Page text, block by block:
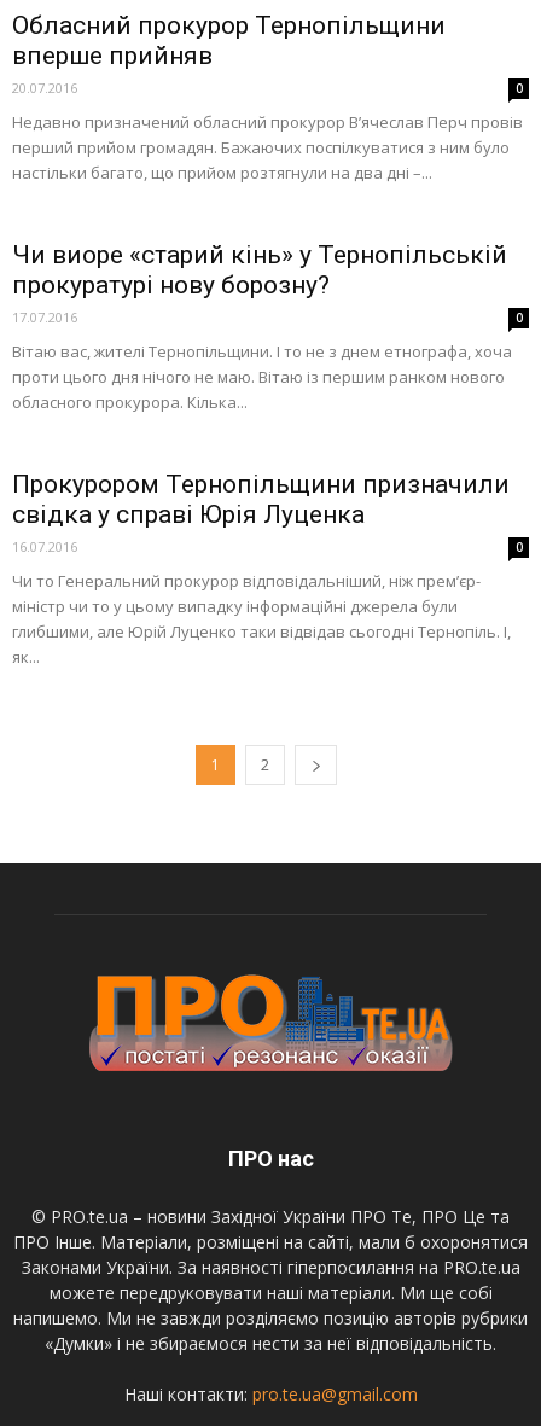
Обласний прокурор Тернопільщини
вперше прийняв
20.07.2016 0
Недавно призначений обласний прокурор В’ячеслав Перч провів
перший прийом громадян. Бажаючих поспілкуватися з ним було
настільки багато, що прийом розтягнули на два дні –...
Чи виоре «старий кінь» у Тернопільській
прокуратурі нову борозну?
17.07.2016 0
Вітаю вас, жителі Тернопільщини. І то не з днем етнографа, хоча
проти цього дня нічого не маю. Вітаю із першим ранком нового
обласного прокурора. Кілька...
Прокурором Тернопільщини призначили
свідка у справі Юрія Луценка
16.07.2016 0
Чи то Генеральний прокурор відповідальніший, ніж прем’єр-
міністр чи то у цьому випадку інформаційні джерела були
глибшими, але Юрій Луценко таки відвідав сьогодні Тернопіль. І,
як...
1 2
ПРО нас
© PRO.te.ua – новини Західної України ПРО Те, ПРО Це та
ПРО Інше. Матеріали, розміщені на сайті, мали б охоронятися
Законами України. За наявності гіперпосилання на PRO.te.ua
можете передруковувати наші матеріали. Ми ще собі
напишемо. Ми не завжди розділяємо позицію авторів рубрики
«Думки» і не збираємося нести за неї відповідальність.
Наші контакти: pro.te.ua@gmail.com